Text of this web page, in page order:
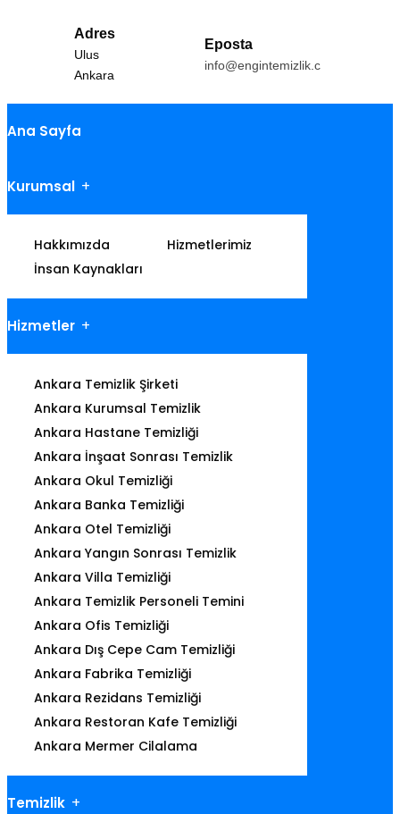
Adres
Ulus
Ankara
Eposta
info@engintemizlik.com
Ana Sayfa
Kurumsal
Hakkımızda
Hizmetlerimiz
İnsan Kaynakları
Hizmetler
Ankara Temizlik Şirketi
Ankara Kurumsal Temizlik
Ankara Hastane Temizliği
Ankara İnşaat Sonrası Temizlik
Ankara Okul Temizliği
Ankara Banka Temizliği
Ankara Otel Temizliği
Ankara Yangın Sonrası Temizlik
Ankara Villa Temizliği
Ankara Temizlik Personeli Temini
Ankara Ofis Temizliği
Ankara Dış Cepe Cam Temizliği
Ankara Fabrika Temizliği
Ankara Rezidans Temizliği
Ankara Restoran Kafe Temizliği
Ankara Mermer Cilalama
Temizlik